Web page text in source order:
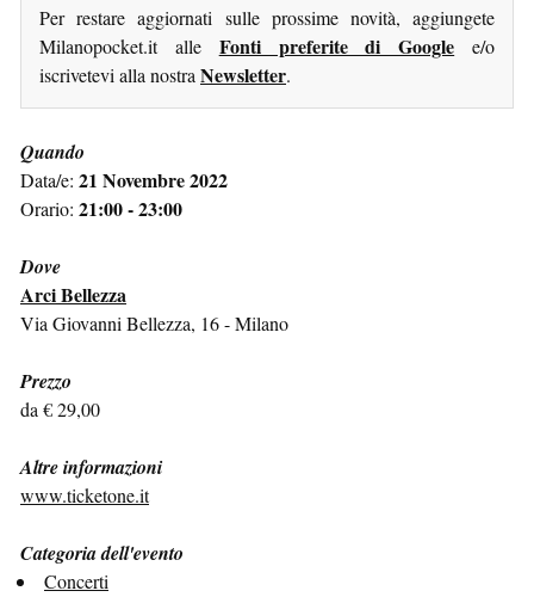
Per restare aggiornati sulle prossime novità, aggiungete
Milanopocket.it alle Fonti preferite di Google e/o
iscrivetevi alla nostra Newsletter.
Quando
Data/e: 21 Novembre 2022
Orario: 21:00 - 23:00
Dove
Arci Bellezza
Via Giovanni Bellezza, 16 - Milano
Prezzo
da € 29,00
Altre informazioni
www.ticketone.it
Categoria dell'evento
Concerti